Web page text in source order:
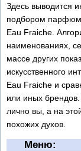
Здесь выводится
подбором
Eau Fraiche.
наименованиях,
массе других
искусственного
Eau Fraiche и
или иных
лично вы, а на
похожих духов.
Меню: